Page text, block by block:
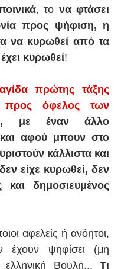
, το να φτάσει
προς ψήφιση, η
να κυρωθεί από τα
κυρωθεί!
πρώτης τάξης
προς όφελος των
με έναν άλλο
αφού μπουν στο
κάλλιστα και
είχε κυρωθεί, δεν
και δημοσιευμένος
αφελείς ή ανόητοι,
έχουν ψηφίσει (μη
ελληνική Βουλή... Τι